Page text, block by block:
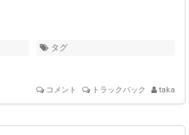
タグ
コメント トラックバック taka